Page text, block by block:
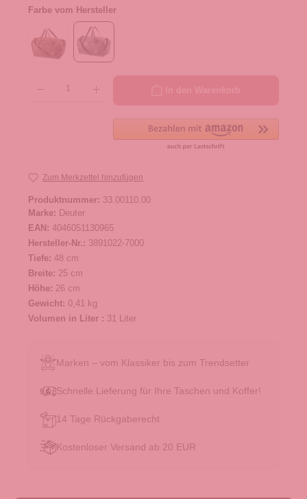
Farbe vom Hersteller
Zum Merkzettel hinzufügen
Produktnummer: 33.00110.00
Marke: Deuter
EAN: 4046051130965
Hersteller-Nr.: 3891022-7000
Tiefe: 48 cm
Breite: 25 cm
Höhe: 26 cm
Gewicht: 0,41 kg
Volumen in Liter : 31 Liter
Marken – vom Klassiker bis zum Trendsetter
Schnelle Lieferung für Ihre Taschen und Koffer!
14 Tage Rückgaberecht
Kostenloser Versand ab 20 EUR